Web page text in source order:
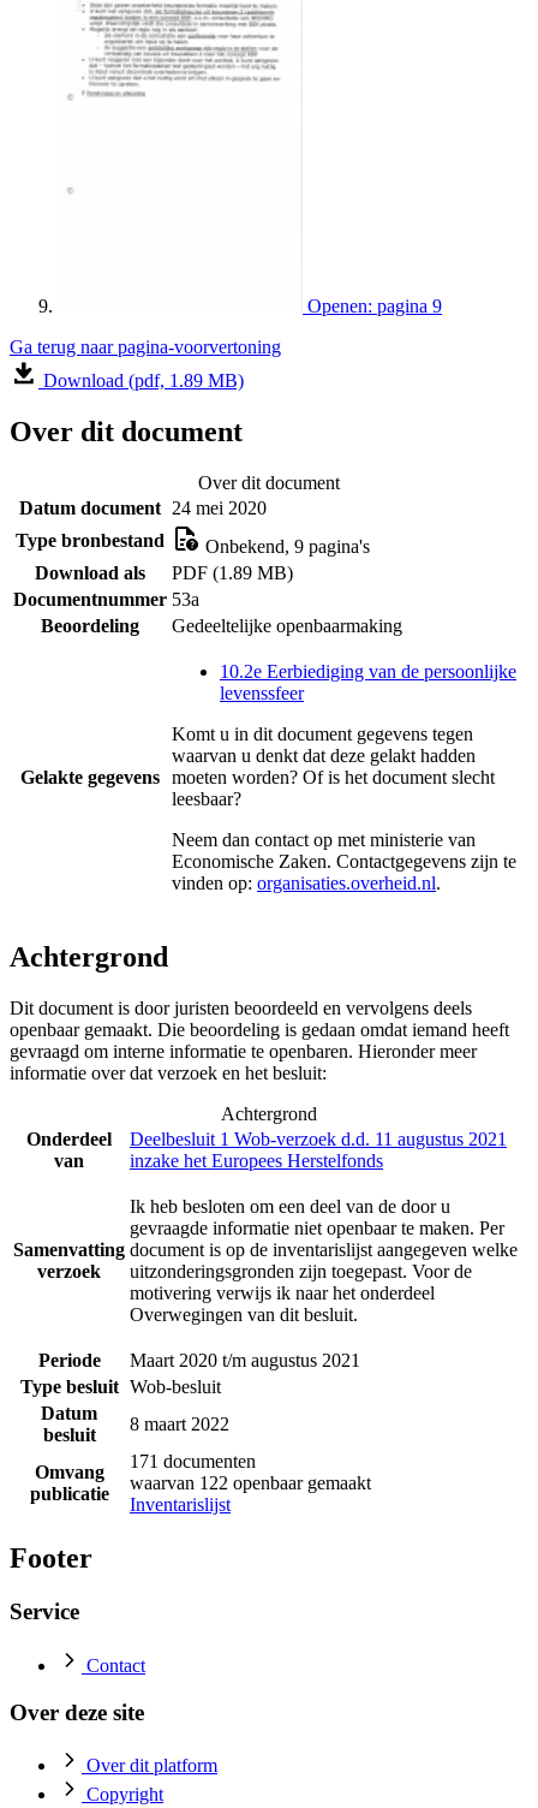
Openen: pagina 9
Ga terug naar pagina-voorvertoning
Download (pdf, 1.89 MB)
Over dit document
Over dit document
Datum document 24 mei 2020
Type bronbestand
Onbekend, 9 pagina's
Download als
PDF (1.89 MB)
Documentnummer 53a
Beoordeling
Gedeeltelijke openbaarmaking
Gelakte gegevens
10.2e Eerbiediging van de persoonlijke
levenssfeer
Komt u in dit document gegevens tegen
waarvan u denkt dat deze gelakt hadden
moeten worden? Of is het document slecht
leesbaar?
Neem dan contact op met ministerie van
Economische Zaken. Contactgegevens zijn te
vinden op: organisaties.overheid.nl.
Achtergrond
Dit document is door juristen beoordeeld en vervolgens deels
openbaar gemaakt. Die beoordeling is gedaan omdat iemand heeft
gevraagd om interne informatie te openbaren. Hieronder meer
informatie over dat verzoek en het besluit:
Achtergrond
Onderdeel
van
Deelbesluit 1 Wob-verzoek d.d. 11 augustus 2021
inzake het Europees Herstelfonds
Samenvatting
verzoek
Ik heb besloten om een deel van de door u
gevraagde informatie niet openbaar te maken. Per
document is op de inventarislijst aangegeven welke
uitzonderingsgronden zijn toegepast. Voor de
motivering verwijs ik naar het onderdeel
Overwegingen van dit besluit.
Periode
Maart 2020 t/m augustus 2021
Type besluit Wob-besluit
Datum
besluit
8 maart 2022
Omvang
publicatie
171 documenten
waarvan 122 openbaar gemaakt
Inventarislijst
Footer
Service
Contact
Over deze site
Over dit platform
Copyright